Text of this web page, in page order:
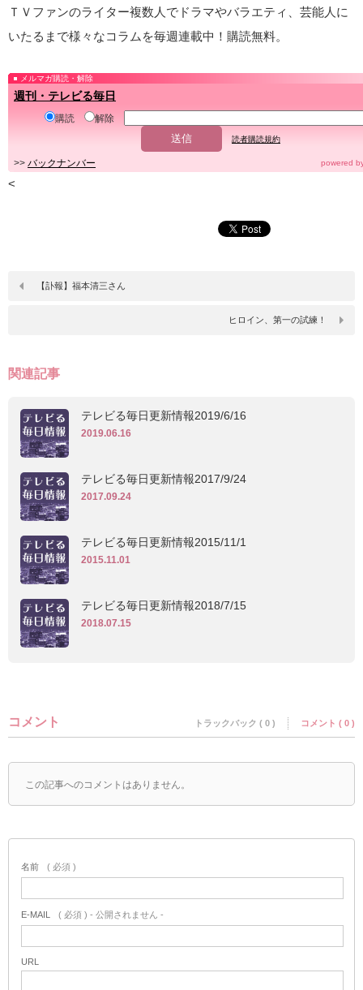
ＴＶファンのライター複数人でドラマやバラエティ、芸能人に
いたるまで様々なコラムを毎週連載中！購読無料。
メルマガ購読・解除
週刊・テレビる毎日
購読 解除
読者購読規約
>> バックナンバー powered
<
【訃報】福本清三さん
ヒロイン、第一の試練！
関連記事
テレビる毎日更新情報2019/6/16
2019.06.16
テレビる毎日更新情報2017/9/24
2017.09.24
テレビる毎日更新情報2015/11/1
2015.11.01
テレビる毎日更新情報2018/7/15
2018.07.15
コメント トラックバック ( 0 ) コメント ( 0 )
この記事へのコメントはありません。
名前 ( 必須 )
E-MAIL ( 必須 ) - 公開されません -
URL